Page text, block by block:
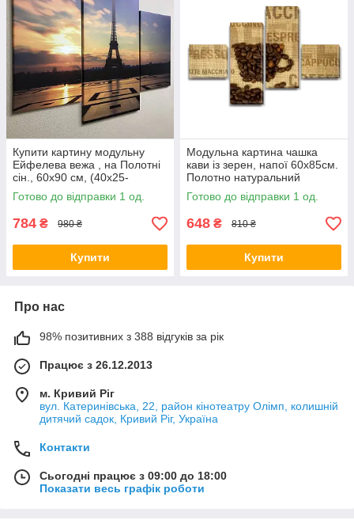
Купити картину модульну
Ейфелева вежа , на Полотні
сін., 60х90 см, (40x25-
2/60x35)
Готово до відправки 1 од.
784 ₴ 980 ₴
Купити
Модульна картина чашка
кави із зерен, напої 60х85см.
Полотно натуральний
Готово до відправки 1 од.
648 ₴ 810 ₴
Купити
Про нас
98% позитивних з 388 відгуків за рік
Працює з 26.12.2013
м. Кривий Ріг
вул. Катеринівська, 22, район кінотеатру Олімп, колишній
дитячий садок, Кривий Ріг, Україна
Контакти
Сьогодні працює з 09:00 до 18:00
Показати весь графік роботи